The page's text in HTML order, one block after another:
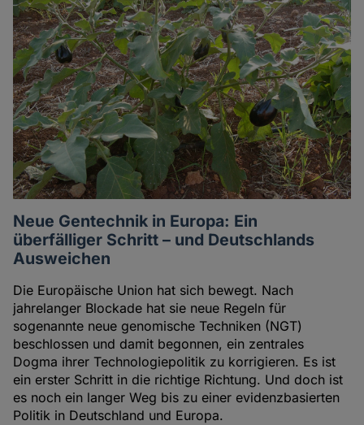
Neue Gentechnik in Europa: Ein
überfälliger Schritt – und Deutschlands
Ausweichen
Die Europäische Union hat sich bewegt. Nach
jahrelanger Blockade hat sie neue Regeln für
sogenannte neue genomische Techniken (NGT)
beschlossen und damit begonnen, ein zentrales
Dogma ihrer Technologiepolitik zu korrigieren. Es ist
ein erster Schritt in die richtige Richtung. Und doch ist
es noch ein langer Weg bis zu einer evidenzbasierten
Politik in Deutschland und Europa.